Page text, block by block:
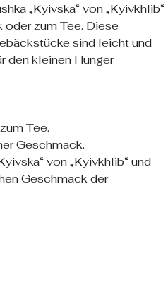
„Kyivska“ von „Kyivkhlib“
oder zum Tee. Diese
sind leicht und
den kleinen Hunger
Tee.
Geschmack.
von „Kyivkhlib“ und
Geschmack der